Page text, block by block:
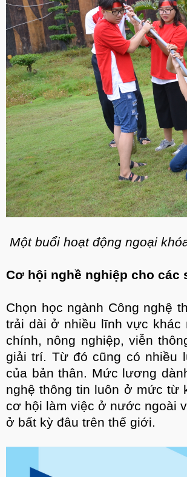
Một buổi hoạt động ngoại
Cơ hội nghề nghiệp cho các
Chọn học ngành Công nghệ
trải dài ở nhiều lĩnh vực khác
chính, nông nghiệp, viễn
giải trí. Từ đó cũng có nhiều
của bản thân. Mức lương
nghệ thông tin luôn ở mức từ
cơ hội làm việc ở nước ngoài
ở bất kỳ đâu trên thế giới.